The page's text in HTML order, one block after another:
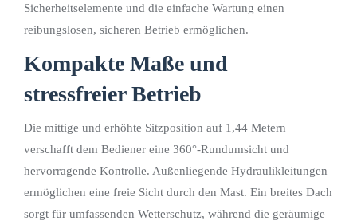
Sicherheitselemente und die einfache Wartung einen
reibungslosen, sicheren Betrieb ermöglichen.
Kompakte Maße und
stressfreier Betrieb
Die mittige und erhöhte Sitzposition auf 1,44 Metern
verschafft dem Bediener eine 360°-Rundumsicht und
hervorragende Kontrolle. Außenliegende Hydraulikleitungen
ermöglichen eine freie Sicht durch den Mast. Ein breites Dach
sorgt für umfassenden Wetterschutz, während die geräumige